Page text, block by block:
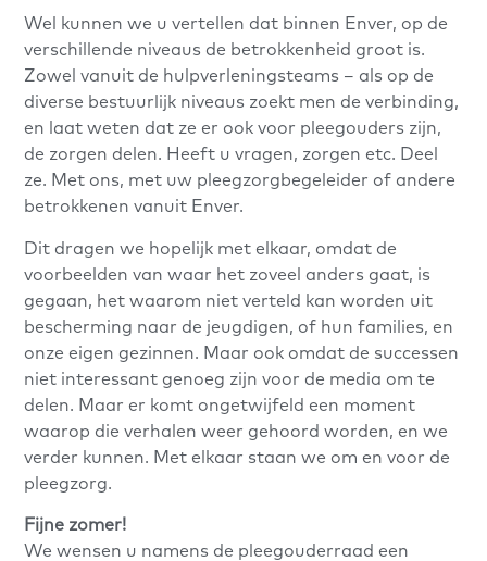
Wel kunnen we u vertellen dat binnen Enver, op de
verschillende niveaus de betrokkenheid groot is.
Zowel vanuit de hulpverleningsteams – als op de
diverse bestuurlijk niveaus zoekt men de verbinding,
en laat weten dat ze er ook voor pleegouders zijn,
de zorgen delen. Heeft u vragen, zorgen etc. Deel
ze. Met ons, met uw pleegzorgbegeleider of andere
betrokkenen vanuit Enver.
Dit dragen we hopelijk met elkaar, omdat de
voorbeelden van waar het zoveel anders gaat, is
gegaan, het waarom niet verteld kan worden uit
bescherming naar de jeugdigen, of hun families, en
onze eigen gezinnen. Maar ook omdat de successen
niet interessant genoeg zijn voor de media om te
delen. Maar er komt ongetwijfeld een moment
waarop die verhalen weer gehoord worden, en we
verder kunnen. Met elkaar staan we om en voor de
pleegzorg.
Fijne zomer!
We wensen u namens de pleegouderraad een